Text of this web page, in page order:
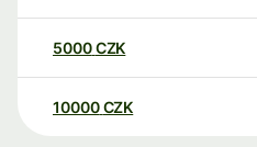
5000CZK
10000 CZK